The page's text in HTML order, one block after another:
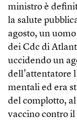
ministro è
la salute
agosto, un
dei Cdc di
uccidendo un
dell’attentatore
mentali ed era
del complotto,
vaccino contro il